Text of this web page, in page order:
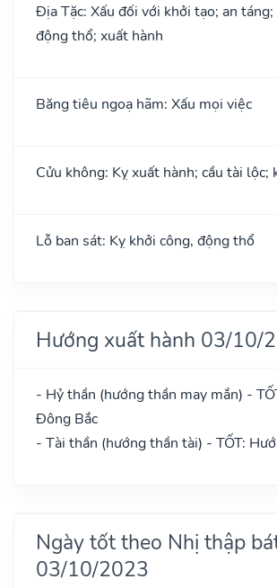
Địa Tặc: Xấu đối với khởi tạo; an
động thổ; xuất hành
Băng tiêu ngoạ hãm: Xấu mọi việc
Cửu không: Kỵ xuất hành; cầu tài lộc;
Lỗ ban sát: Kỵ khởi công, động thổ
Hướng xuất hành 03/10/
- Hỷ thần (hướng thần may mắn) -
Đông Bắc
- Tài thần (hướng thần tài) - TỐT:
Ngày tốt theo Nhị thập
03/10/2023